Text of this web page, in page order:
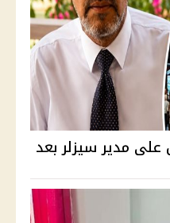
مدير سيزلر بعد